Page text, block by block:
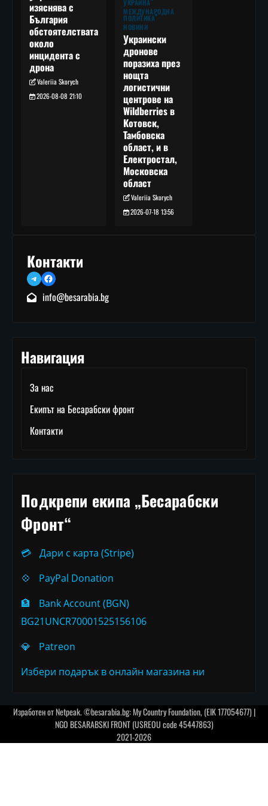
изяснява с
България
обстоятелствата
около
инцидента с
дрона
Valeriia Skorych
2026-08-08 21:10
УКРАЙНА
МЕЖДУНАРОДНА
ПОЛИТИКА
НОВИНИ
Украински
дронове
поразиха през
нощта
логистични
центрове на
Wildberries в
Котовск,
Тамбовска
област, и в
Електростал,
Московска
област
Valeriia Skorych
2026-07-18 13:56
Контакти
TelegramFacebook
info@besarabia.bg
Навигация
За нас
Екипът на Бесарабски фронт
Контакти
Подкрепи екипа „Бесарабски
Фронт“
💳
Дари с карта (Stripe)
💠
PayPal Donation
🏦
Bank Account (BGN)
BG21UNCR70001525156106
💎
Patreon
Избери подарък в онлайн магазина ни
Изработен отNetpeak. ©besarabia.bg: My Country Foundation, (EIK 177054677) |
NGO BESARABSKI FRONT (USREOU code 45447863)
2021-2026